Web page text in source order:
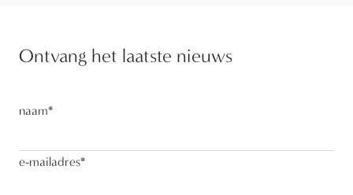
Ontvang het laatste nieuws
naam*
e-mailadres*